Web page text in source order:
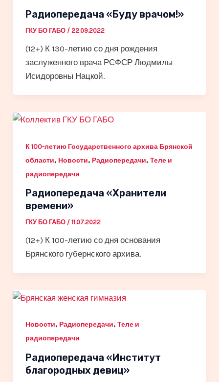
Радиопередача «Буду врачом!»
ГКУ БО ГАБО / 22.09.2022
(12+) К 130-летию со дня рождения
заслуженного врача РСФСР Людмилы
Исидоровны Нацкой.
К 100-летию Государственного архива Брянской
области, Новости, Радиопередачи, Теле и
радиопередачи
Радиопередача «Хранители
времени»
ГКУ БО ГАБО / 11.07.2022
(12+) К 100-летию со дня основания
Брянского губернского архива.
Новости, Радиопередачи, Теле и
радиопередачи
Радиопередача «Институт
благородных девиц»